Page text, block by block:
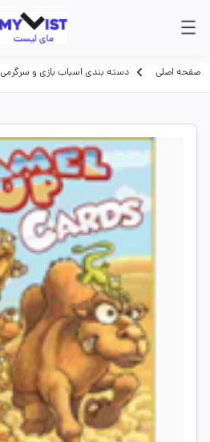
صفحه اصلی دسته بندی اسباب بازی و سرگرمی